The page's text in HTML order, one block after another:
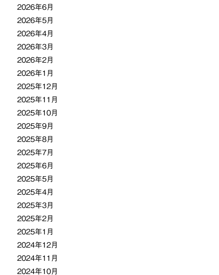
ン2026年6月
2026年5月
2026年4月
2026年3月
2026年2月
2026年1月
2025年12月
2025年11月
2025年10月
2025年9月
2025年8月
2025年7月
2025年6月
2025年5月
2025年4月
2025年3月
2025年2月
2025年1月
2024年12月
2024年11月
2024年10月